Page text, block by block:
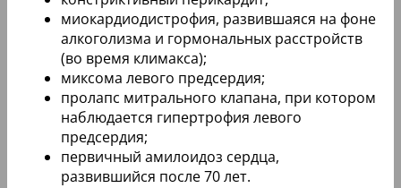
миокардиодистрофия, развившаяся на фоне
алкоголизма и гормональных расстройств
(во время климакса);
миксома левого предсердия;
пролапс митрального клапана, при котором
наблюдается гипертрофия левого
предсердия;
первичный амилоидоз сердца,
развившийся после 70 лет.